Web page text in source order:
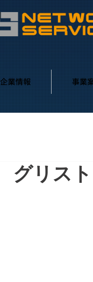
企業情報 事業
グリス